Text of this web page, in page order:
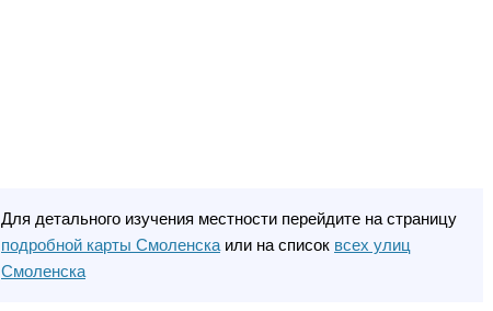
Для детального изучения местности перейдите на страницу
подробной карты Смоленска или на список всех улиц
Смоленска